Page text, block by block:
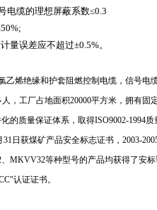
电缆的理想屏蔽系数≤0.3
50%;
量误差应不超过±0.5%。
乙烯绝缘和护套阻燃控制电缆，信号电
人，工厂占地面积20000平方米，拥有固
的质量保证体系，取得ISO9002-1994质
31日获煤矿产品安全标志证书， 2003-
、 MKVV32等种型号的产品均获得了安
"认证证书。